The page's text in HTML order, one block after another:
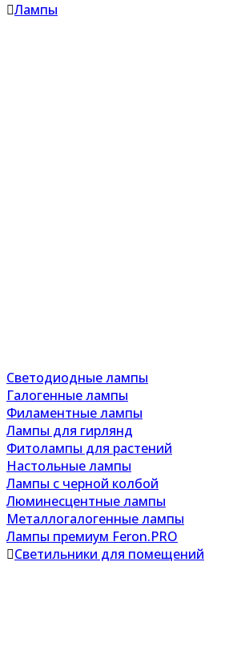
Лампы
Светодиодные лампы
Галогенные лампы
Филаментные лампы
Лампы для гирлянд
Фитолампы для растений
Настольные лампы
Лампы с черной колбой
Люминесцентные лампы
Металлогалогенные лампы
Лампы премиум Feron.PRO
Светильники для помещений